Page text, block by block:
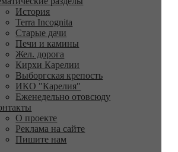
История
Terra Incognita
Старые дачи
Печи и камины
Жел. дорога
Кирхи Карелии
Выборгская крепость
ИКО "Карелия"
Еженедельно отовсюду
О проекте
Реклама на сайте
Пишите нам